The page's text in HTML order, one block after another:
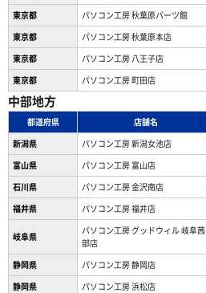
東京都
パソコン工房 秋葉原パーツ館
東京都
パソコン工房 秋葉原本店
東京都
パソコン工房 八王子店
東京都
パソコン工房 町田店
中部地方
都道府県 店舗名
新潟県
パソコン工房 新潟女池店
富山県
パソコン工房 富山店
石川県
パソコン工房 金沢南店
福井県
パソコン工房 福井店
岐阜県
パソコン工房 グッドウィル 岐阜茜
部店
静岡県 パソコン工房 静岡店
静岡県
パソコン工房 浜松店